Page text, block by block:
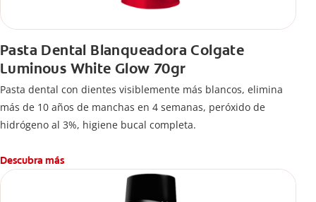
Pasta Dental Blanqueadora Colgate
Luminous White Glow 70gr
Pasta dental con dientes visiblemente más blancos, elimina
más de 10 años de manchas en 4 semanas, peróxido de
hidrógeno al 3%, higiene bucal completa.
Descubra más